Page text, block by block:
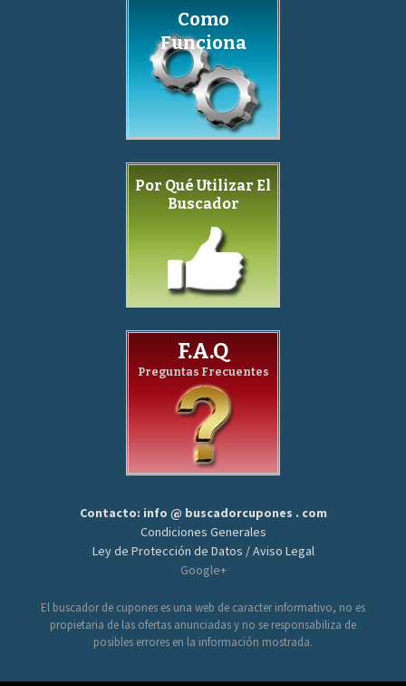
Como
Funciona
Por Qué Utilizar El
Buscador
F.A.Q
Preguntas Frecuentes
Contacto: info @ buscadorcupones . com
Condiciones Generales
Ley de Protección de Datos / Aviso Legal
Google+
El buscador de cupones es una web de caracter informativo, no es
propietaria de las ofertas anunciadas y no se responsabiliza de
posibles errores en la información mostrada.